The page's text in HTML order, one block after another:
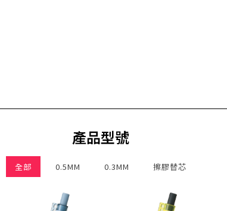
產品型號
全部 0.5MM 0.3MM 擦膠替芯